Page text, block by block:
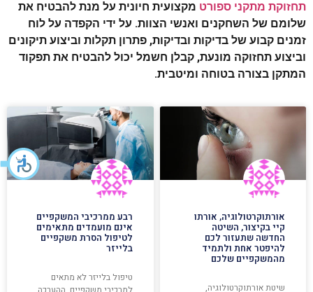
תחזוקת מתקני ספורט מקצועית חיונית על מנת להבטיח את
שלומם של השחקנים ואנשי הצוות. על ידי הקפדה על לוח
זמנים קבוע של בדיקות ובדיקות, פתרון תקלות וביצוע תיקונים
וביצוע תחזוקה מונעת, קבלן חשמל יכול להבטיח את תפקוד
המתקן בצורה בטוחה ומיטבית.
אורתוקרטולוגיה, אורתו
קיי בקיצור, השיטה
החדשה שתעזור לכם
להיפטר אחת ולתמיד
מהמשקפיים שלכם
שיטת אורתוקרטולוגיה,
רבע ממרכיבי המשקפיים
אינם מועמדים מתאימים
לטיפול הסרת משקפיים
בלייזר
טיפול בלייזר לא מתאים